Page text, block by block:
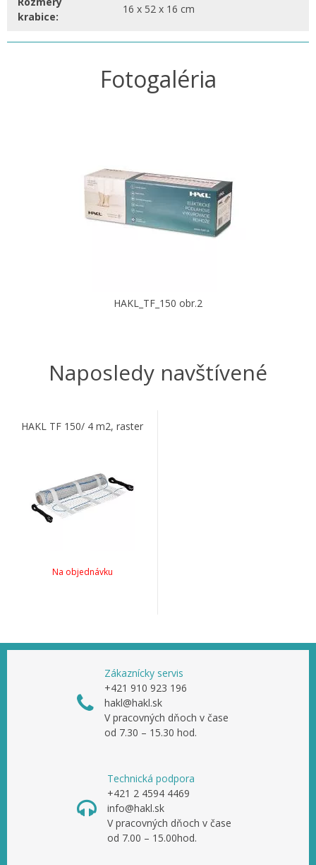
krabice:
16 x 52 x 16 cm
Fotogaléria
HAKL_TF_150 obr.2
Naposledy navštívené
HAKL TF 150/ 4 m2, raster
Na objednávku
Zákaznícky servis
+421 910 923 196
hakl@hakl.sk
V pracovných dňoch v čase
od 7.30 – 15.30 hod.
Technická podpora
+421 2 4594 4469
info@hakl.sk
V pracovných dňoch v čase
od 7.00 – 15.00hod.